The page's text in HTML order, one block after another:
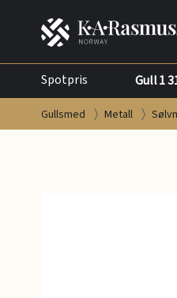
Spotpris Gull1
Gullsmed Metall